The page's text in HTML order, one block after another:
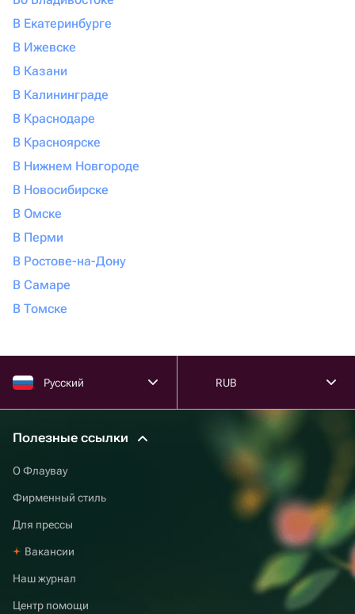
В Екатеринбурге
В Ижевске
В Казани
В Калининграде
В Краснодаре
В Красноярске
В Нижнем Новгороде
В Новосибирске
В Омске
В Перми
В Ростове-на-Дону
В Самаре
В Томске
Русский RUB
Полезные ссылки
О Флаувау
Фирменный стиль
Для прессы
Вакансии
Наш журнал
Центр помощи